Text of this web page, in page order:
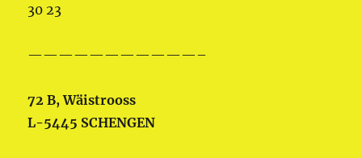
30 23
———————————–
72 B, Wäistrooss
L-5445 SCHENGEN